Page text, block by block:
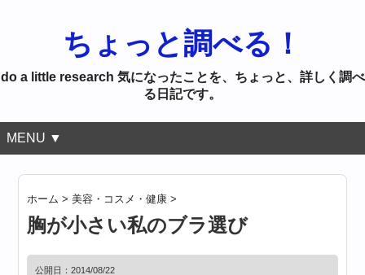
ちょっと調べる！
do a little research 気になったことを、ちょっと、詳しく調べ
る日記です。
MENU ▼
ホーム >美容・コスメ・健康 >
胸が小さい私のブラ選び
公開日：2014/08/22